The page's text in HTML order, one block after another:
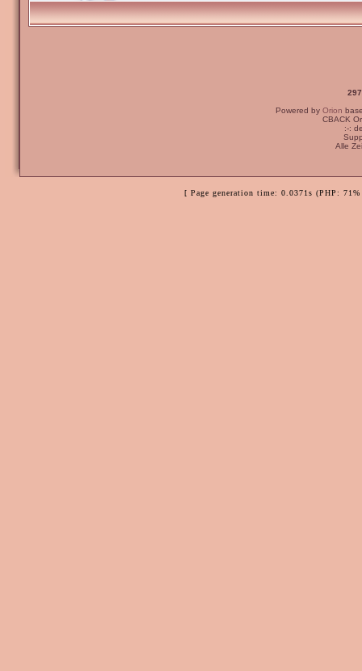
Powered by Orion
CBACK
:-:
Alle
[ Page generation time: 0.0371s (PHP: